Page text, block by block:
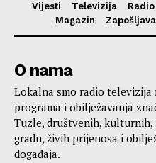
Vijesti Televizija Radio
Magazin
O nama
Lokalna smo radio
programa i obilježavanja
Tuzle, društvenih,
gradu, živih prijenosa i
događaja.